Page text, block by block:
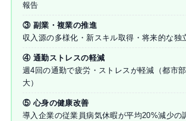
報告
③ 副業・複業の推進
収入源の多様化・新スキル取得・将来的な独
④ 通勤ストレスの軽減
週4回の通勤で疲労・ストレスが軽減（都市
大）
⑤ 心身の健康改善
導入企業の従業員病気休暇が平均20%減少の